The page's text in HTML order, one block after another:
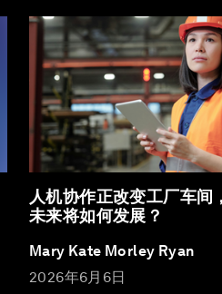
人机协作正改变工厂车间
未来将如何发展？
Mary Kate Morley Ryan
2026年6月6日